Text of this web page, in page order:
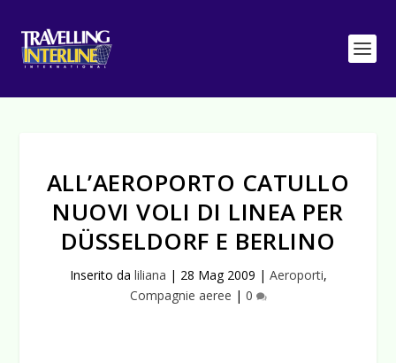
ALL’AEROPORTO CATULLO
NUOVI VOLI DI LINEA PER
DÜSSELDORF E BERLINO
Inserito da liliana | 28 Mag 2009 | Aeroporti,
Compagnie aeree | 0